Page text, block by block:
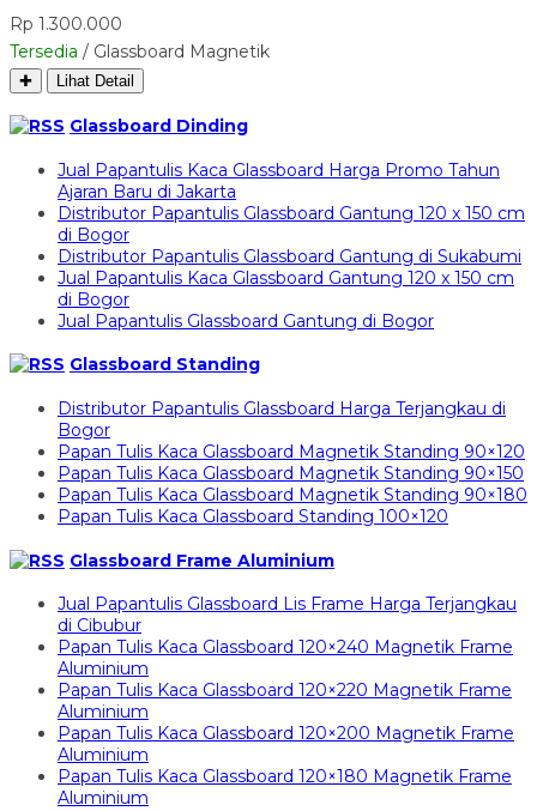
Rp 1.300.000
Tersedia / Glassboard Magnetik
✚ Lihat Detail
Glassboard Dinding
Jual Papantulis Kaca Glassboard Harga Promo Tahun
Ajaran Baru di Jakarta
Distributor Papantulis Glassboard Gantung 120 x 150 cm
di Bogor
Distributor Papantulis Glassboard Gantung di Sukabumi
Jual Papantulis Kaca Glassboard Gantung 120 x 150 cm
di Bogor
Jual Papantulis Glassboard Gantung di Bogor
Glassboard Standing
Distributor Papantulis Glassboard Harga Terjangkau di
Bogor
Papan Tulis Kaca Glassboard Magnetik Standing 90×120
Papan Tulis Kaca Glassboard Magnetik Standing 90×150
Papan Tulis Kaca Glassboard Magnetik Standing 90×180
Papan Tulis Kaca Glassboard Standing 100×120
Glassboard Frame Aluminium
Jual Papantulis Glassboard Lis Frame Harga Terjangkau
di Cibubur
Papan Tulis Kaca Glassboard 120×240 Magnetik Frame
Aluminium
Papan Tulis Kaca Glassboard 120×220 Magnetik Frame
Aluminium
Papan Tulis Kaca Glassboard 120×200 Magnetik Frame
Aluminium
Papan Tulis Kaca Glassboard 120×180 Magnetik Frame
Aluminium